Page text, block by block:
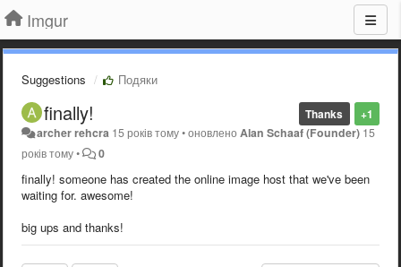
Imgur
Suggestions Подяки
+1
Thanks
finally!
archer rehcra 15 років тому•оновленоAlan Schaaf (Founder) 15
років тому• 0
finally! someone has created the online image host that we've been
waiting for. awesome!
big ups and thanks!